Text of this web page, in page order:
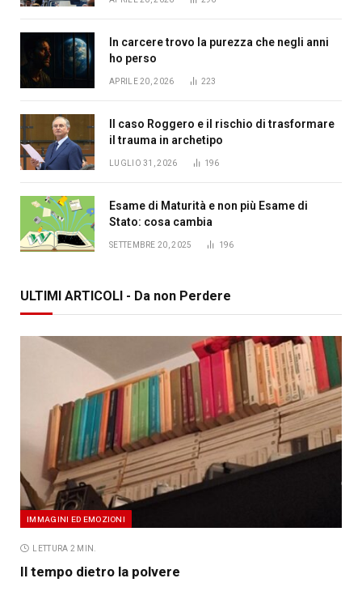
In carcere trovo la purezza che negli anni
ho perso
APRILE 20, 2026 223
Il caso Roggero e il rischio di trasformare
il trauma in archetipo
LUGLIO 31, 2026 196
Esame di Maturità e non più Esame di
Stato: cosa cambia
SETTEMBRE 20, 2025 196
ULTIMI ARTICOLI - Da non Perdere
IMMAGINI ED EMOZIONI
LETTURA 2 MIN.
Il tempo dietro la polvere